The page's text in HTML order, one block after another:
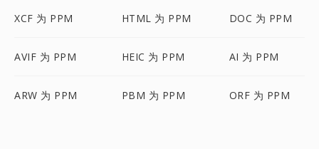
XCF 为 PPM HTML 为 PPM DOC 为 PPM
AVIF 为 PPM HEIC 为 PPM AI 为 PPM
ARW 为 PPM PBM 为 PPM ORF 为 PPM